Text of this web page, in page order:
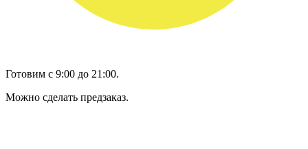
Готовим с 9:00 до 21:00.
Можно сделать предзаказ.